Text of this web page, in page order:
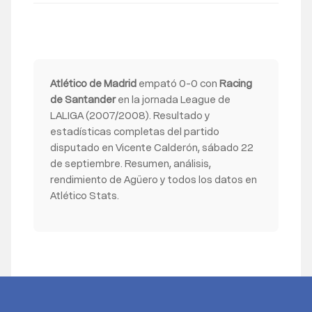
Atlético de Madrid empató 0-0 con Racing
de Santanderen la jornada League de
LALIGA (2007/2008). Resultado y
estadísticas completas del partido
disputado en Vicente Calderón, sábado 22
de septiembre. Resumen, análisis,
rendimiento de Agüero y todos los datos en
Atlético Stats.